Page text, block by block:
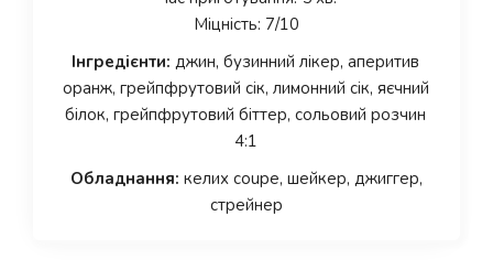
Міцність: 7/10
Інгредієнти: джин, бузинний лікер, аперитив
оранж, грейпфрутовий сік, лимонний сік, яєчний
білок, грейпфрутовий біттер, сольовий розчин
4:1
Обладнання: келих coupe, шейкер, джиггер,
стрейнер